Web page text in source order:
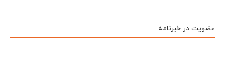
عضویت در خبرنامه